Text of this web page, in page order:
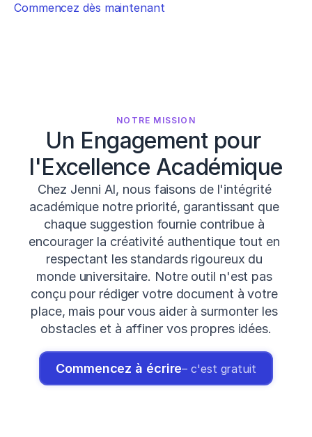
Commencez dès maintenant
NOTRE MISSION
Un Engagement pour
l'Excellence Académique
Chez Jenni AI, nous faisons de l'intégrité
académique notre priorité, garantissant que
chaque suggestion fournie contribue à
encourager la créativité authentique tout en
respectant les standards rigoureux du
monde universitaire. Notre outil n'est pas
conçu pour rédiger votre document à votre
place, mais pour vous aider à surmonter les
obstacles et à affiner vos propres idées.
Commencez à écrire– c'est gratuit